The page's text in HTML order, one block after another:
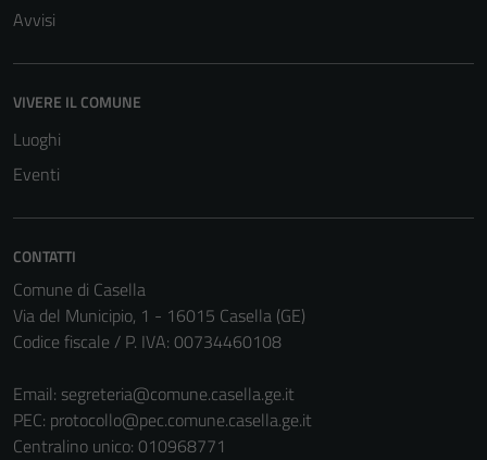
Avvisi
VIVERE IL COMUNE
Luoghi
Eventi
CONTATTI
Comune di Casella
Via del Municipio, 1 - 16015 Casella (GE)
Codice fiscale / P. IVA: 00734460108
Email: segreteria@comune.casella.ge.it
PEC: protocollo@pec.comune.casella.ge.it
Centralino unico: 010968771
Terze parti
(si veda la
possono
essere
anche per la
profilazione.